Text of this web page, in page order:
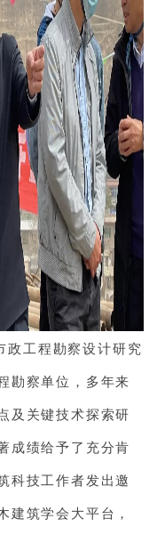
政工程勘察设计研究
勘察单位，多年来
及关键技术探索研
成绩给予了充分肯
科技工作者发出邀
建筑学会大平台，